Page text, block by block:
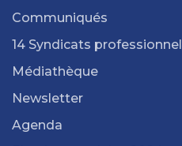
Communiqués
14 Syndicats
Médiathèque
Newsletter
Agenda